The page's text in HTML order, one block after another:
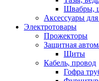
Швабры,
Аксессуары
Электротовары
Прожекторы
Защитная
Щиты
Кабель, провод
Гофра